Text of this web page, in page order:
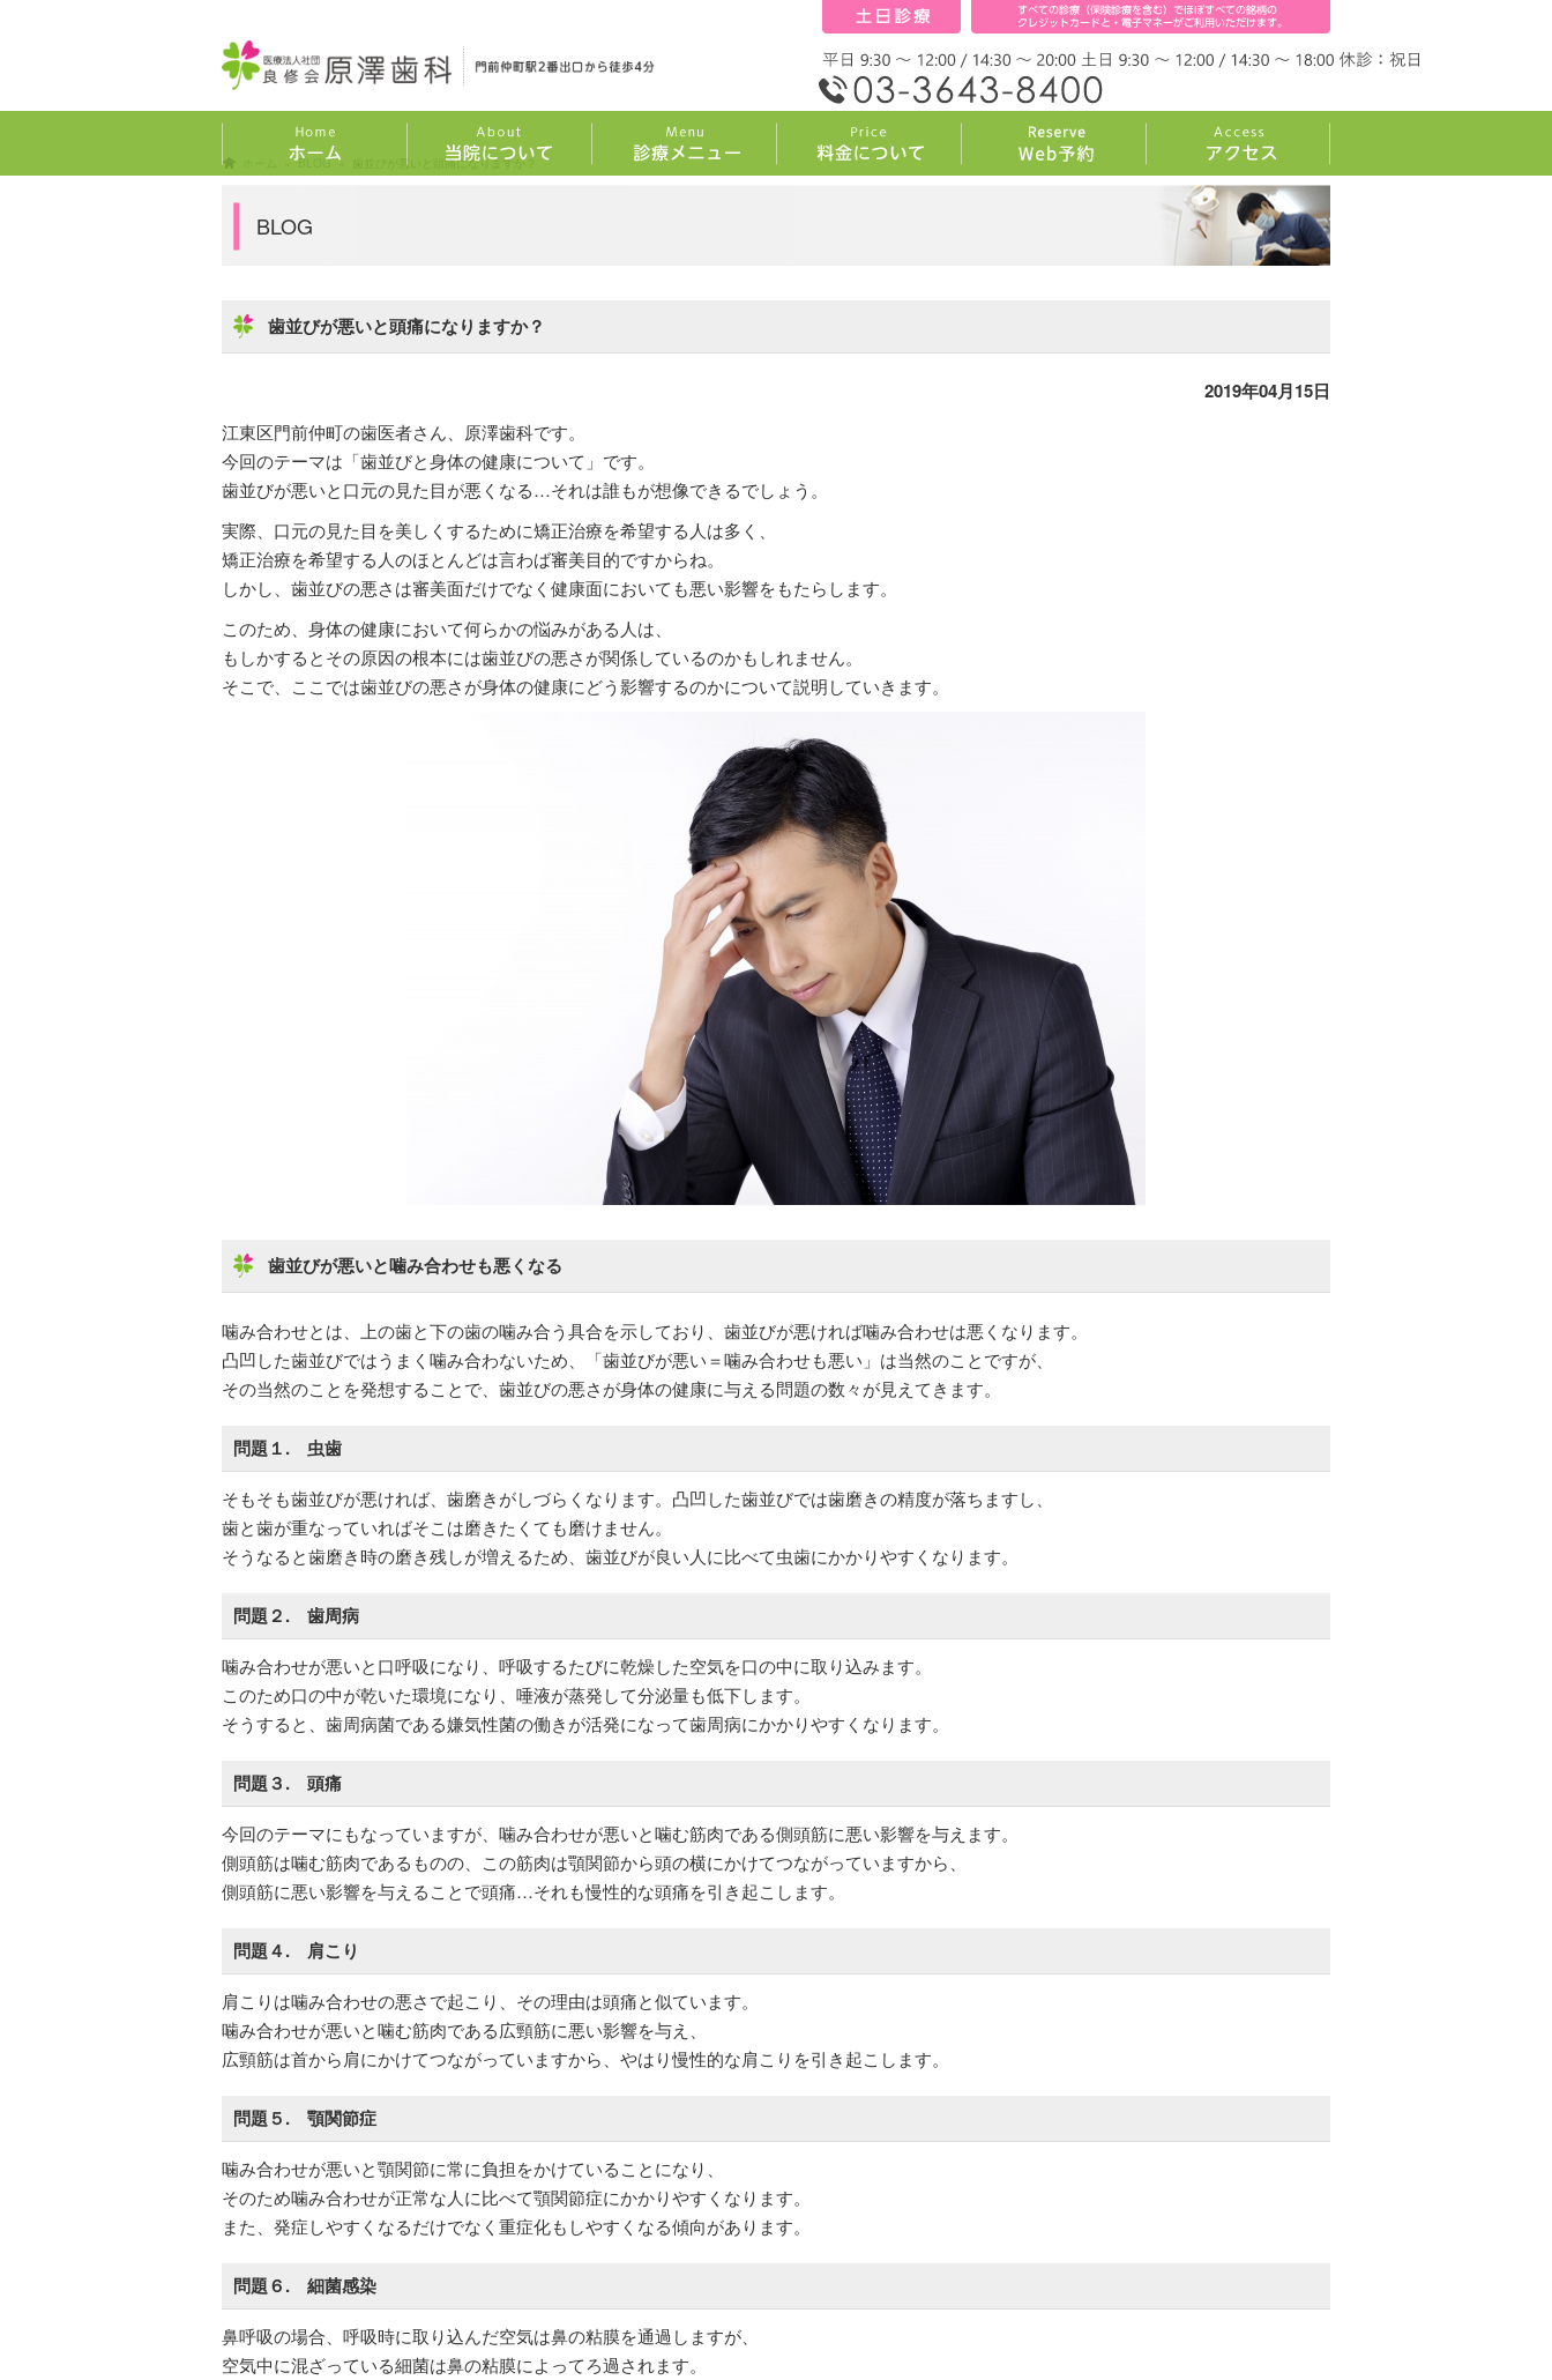
»BLOG» 歯並びが悪いと頭痛になりますか？
BLOG
歯並びが悪いと頭痛になりますか？
2019年04月15日
江東区門前仲町の歯医者さん、原澤歯科です。
今回のテーマは「歯並びと身体の健康について」です。
歯並びが悪いと口元の見た目が悪くなる…それは誰もが想像できるでしょう。
実際、口元の見た目を美しくするために矯正治療を希望する人は多く、
矯正治療を希望する人のほとんどは言わば審美目的ですからね。
しかし、歯並びの悪さは審美面だけでなく健康面においても悪い影響をもたらします。
このため、身体の健康において何らかの悩みがある人は、
もしかするとその原因の根本には歯並びの悪さが関係しているのかもしれません。
そこで、ここでは歯並びの悪さが身体の健康にどう影響するのかについて説明していきます。
歯並びが悪いと噛み合わせも悪くなる
噛み合わせとは、上の歯と下の歯の噛み合う具合を示しており、歯並びが悪ければ噛み合わせは悪くなります。
凸凹した歯並びではうまく噛み合わないため、「歯並びが悪い＝噛み合わせも悪い」は当然のことですが、
その当然のことを発想することで、歯並びの悪さが身体の健康に与える問題の数々が見えてきます。
問題１. 虫歯
そもそも歯並びが悪ければ、歯磨きがしづらくなります。凸凹した歯並びでは歯磨きの精度が落ちますし、
歯と歯が重なっていればそこは磨きたくても磨けません。
そうなると歯磨き時の磨き残しが増えるため、歯並びが良い人に比べて虫歯にかかりやすくなります。
問題２. 歯周病
噛み合わせが悪いと口呼吸になり、呼吸するたびに乾燥した空気を口の中に取り込みます。
このため口の中が乾いた環境になり、唾液が蒸発して分泌量も低下します。
そうすると、歯周病菌である嫌気性菌の働きが活発になって歯周病にかかりやすくなります。
問題３. 頭痛
今回のテーマにもなっていますが、噛み合わせが悪いと噛む筋肉である側頭筋に悪い影響を与えます。
側頭筋は噛む筋肉であるものの、この筋肉は顎関節から頭の横にかけてつながっていますから、
側頭筋に悪い影響を与えることで頭痛…それも慢性的な頭痛を引き起こします。
問題４. 肩こり
肩こりは噛み合わせの悪さで起こり、その理由は頭痛と似ています。
噛み合わせが悪いと噛む筋肉である広頸筋に悪い影響を与え、
広頸筋は首から肩にかけてつながっていますから、やはり慢性的な肩こりを引き起こします。
問題５. 顎関節症
噛み合わせが悪いと顎関節に常に負担をかけていることになり、
そのため噛み合わせが正常な人に比べて顎関節症にかかりやすくなります。
また、発症しやすくなるだけでなく重症化もしやすくなる傾向があります。
問題６. 細菌感染
鼻呼吸の場合、呼吸時に取り込んだ空気は鼻の粘膜を通過しますが、
空気中に混ざっている細菌は鼻の粘膜によってろ過されます。